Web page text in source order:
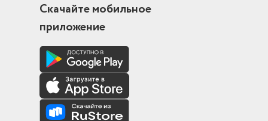
Скачайте мобильное
приложение